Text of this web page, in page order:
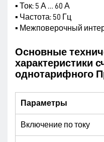
▪ Ток: 5 А … 60 А
▪ Частота: 50 Гц
▪ Межповерочный
Основные
характеристики
однотарифного
Параметры
Включение по току